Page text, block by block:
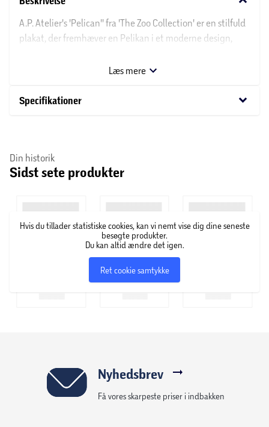
A.P. Atelier's 'Pelican'' fra 'The Zoo Collection' er en stilfuld
plakat, der fremhæver en Pelikan i et moderne design,
Læs mere
Specifikationer keyboard_arrow_down
Din historik
Sidst sete produkter
Hvis du tillader statistiske cookies, kan vi nemt vise dig dine seneste
besøgte produkter.
Du kan altid ændre det igen.
Ret cookie samtykke
Nyhedsbrev
Få vores skarpeste priser i indbakken